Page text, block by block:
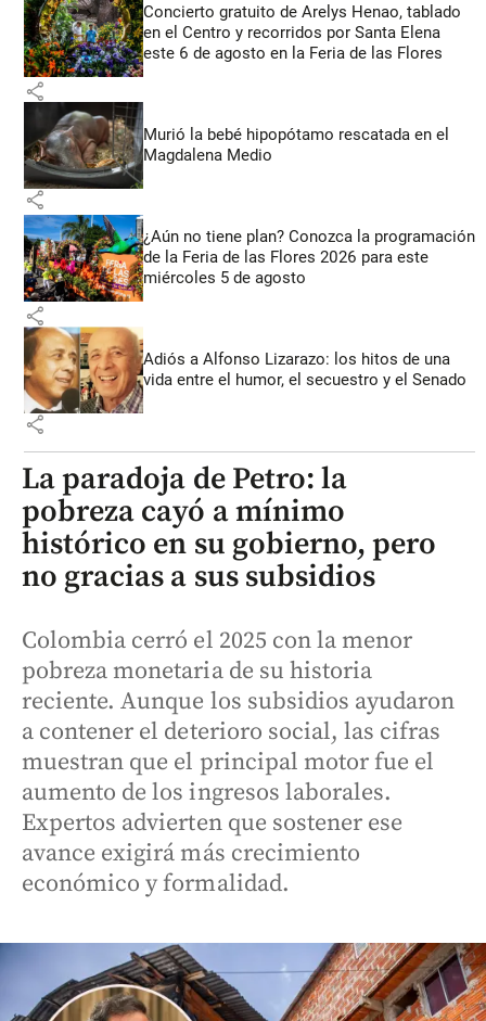
Concierto gratuito de Arelys Henao, tablado
en el Centro y recorridos por Santa Elena
este 6 de agosto en la Feria de las Flores
share
Murió la bebé hipopótamo rescatada en el
Magdalena Medio
share
¿Aún no tiene plan? Conozca la programación
de la Feria de las Flores 2026 para este
miércoles 5 de agosto
share
Adiós a Alfonso Lizarazo: los hitos de una
vida entre el humor, el secuestro y el Senado
share
La paradoja de Petro: la
pobreza cayó a mínimo
histórico en su gobierno, pero
no gracias a sus subsidios
Colombia cerró el 2025 con la menor
pobreza monetaria de su historia
reciente. Aunque los subsidios ayudaron
a contener el deterioro social, las cifras
muestran que el principal motor fue el
aumento de los ingresos laborales.
Expertos advierten que sostener ese
avance exigirá más crecimiento
económico y formalidad.